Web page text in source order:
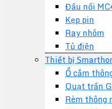
Đầu nối
Kẹp pin
Ray nhôm
Tủ điện
Thiết bị
Ổ cắm
Quạt trần
Rèm thông